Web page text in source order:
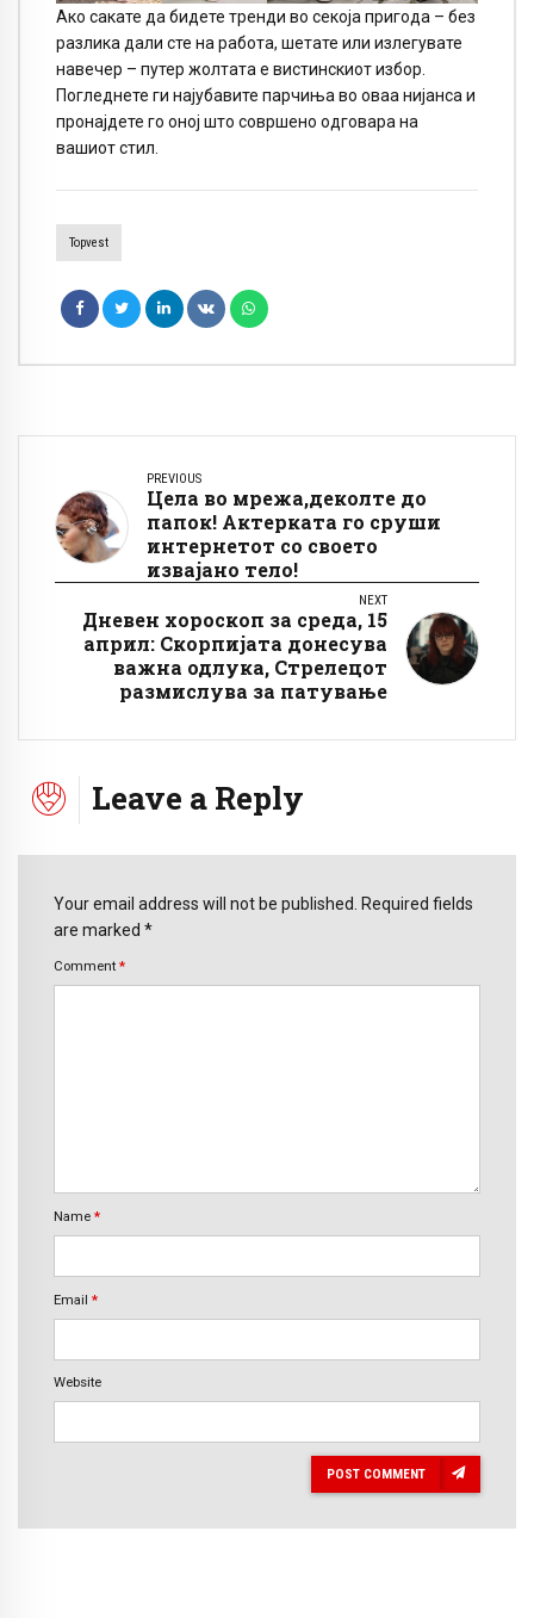
Ако сакате да бидете тренди во секоја пригода – без
разлика дали сте на работа, шетате или излегувате
навечер – путер жолтата е вистинскиот избор.
Погледнете ги најубавите парчиња во оваа нијанса и
пронајдете го оној што совршено одговара на
вашиот стил.
Topvest
PREVIOUS
Цела во мрежа,деколте до
папок! Актерката го сруши
интернетот со своето
извајано тело!
NEXT
Дневен хороскоп за среда, 15
април: Скорпијата донесува
важна одлука, Стрелецот
размислува за патување
Leave a Reply
Your email address will not be published. Required fields
are marked *
Comment *
Name *
Email *
Website
POST COMMENT